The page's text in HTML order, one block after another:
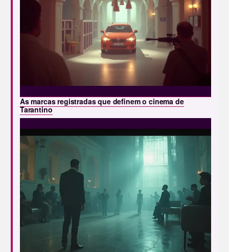
As marcas registradas que definem o cinema de
Tarantino